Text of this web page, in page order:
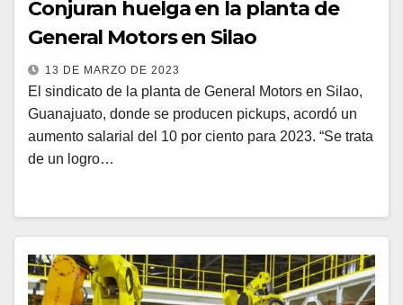
Conjuran huelga en la planta de
General Motors en Silao
13 DE MARZO DE 2023
El sindicato de la planta de General Motors en Silao,
Guanajuato, donde se producen pickups, acordó un
aumento salarial del 10 por ciento para 2023. “Se trata
de un logro…